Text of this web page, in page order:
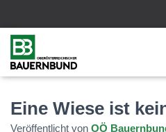
Eine Wiese ist
Veröffentlicht von OÖ